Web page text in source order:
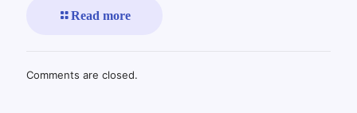
Read more
Comments are closed.